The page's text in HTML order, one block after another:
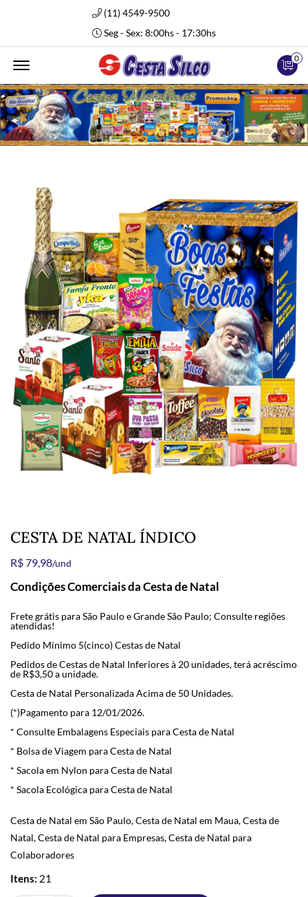
(11) 4549-9500
Seg - Sex: 8:00hs - 17:30hs
Abrir Menu
0
CESTA DE NATAL ÍNDICO
R$ 79,98/und
Condições Comerciais da Cesta de Natal
Frete grátis para São Paulo e Grande São Paulo; Consulte regiões
atendidas!
Pedido Mínimo 5(cinco) Cestas de Natal
Pedidos de Cestas de Natal Inferiores à 20 unidades, terá acréscimo
de R$3,50 a unidade.
Cesta de Natal Personalizada Acima de 50 Unidades.
(*)Pagamento para 12/01/2026.
* Consulte Embalagens Especiais para Cesta de Natal
* Bolsa de Viagem para Cesta de Natal
* Sacola em Nylon para Cesta de Natal
* Sacola Ecológica para Cesta de Natal
Cesta de Natal em São Paulo, Cesta de Natal em Maua, Cesta de
Natal, Cesta de Natal para Empresas, Cesta de Natal para
Colaboradores
Itens: 21